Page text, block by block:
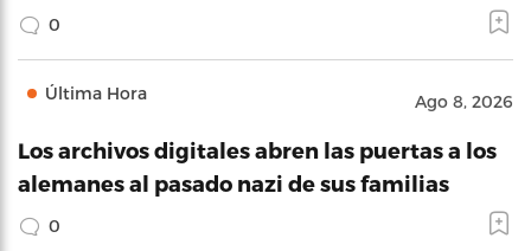
0
Última Hora Ago 8, 2026
Los archivos digitales abren las puertas a los
alemanes al pasado nazi de sus familias
0